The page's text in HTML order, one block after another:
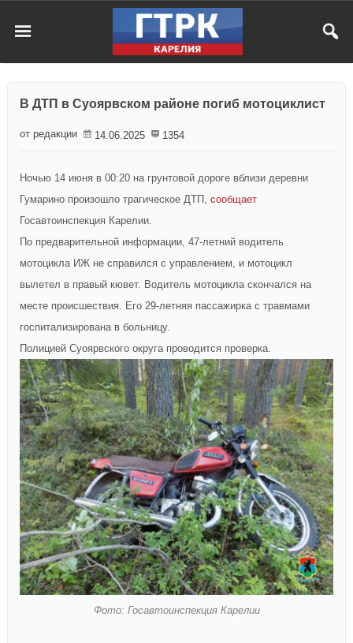
В ДТП в Суоярвском районе погиб мотоциклист
от редакции 14.06.2025 1354
Ночью 14 июня в 00:20 на грунтовой дороге вблизи деревни
Гумарино произошло трагическое ДТП, сообщает
Госавтоинспекция Карелии.
По предварительной информации, 47-летний водитель
мотоцикла ИЖ не справился с управлением, и мотоцикл
вылетел в правый кювет. Водитель мотоцикла скончался на
месте происшествия. Его 29-летняя пассажирка с травмами
госпитализирована в больницу.
Полицией Суоярвского округа проводится проверка.
Фото: Госавтоинспекция Карелии